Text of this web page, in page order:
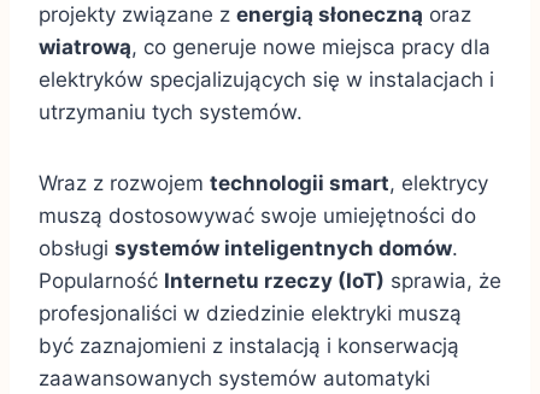
projekty związane z energią słoneczną oraz
wiatrową, co generuje nowe miejsca pracy dla
elektryków specjalizujących się w instalacjach i
utrzymaniu tych systemów.
Wraz z rozwojem technologii smart, elektrycy
muszą dostosowywać swoje umiejętności do
obsługi systemów inteligentnych domów.
Popularność Internetu rzeczy (IoT) sprawia, że
profesjonaliści w dziedzinie elektryki muszą
być zaznajomieni z instalacją i konserwacją
zaawansowanych systemów automatyki